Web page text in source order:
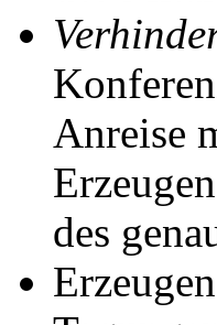
Anreise
des